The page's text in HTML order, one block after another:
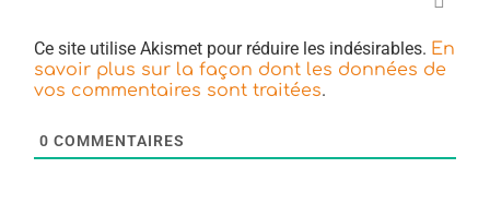
Ce site utilise Akismet pour réduire les indésirables. En
savoir plus sur la façon dont les données de
vos commentaires sont traitées.
0 COMMENTAIRES